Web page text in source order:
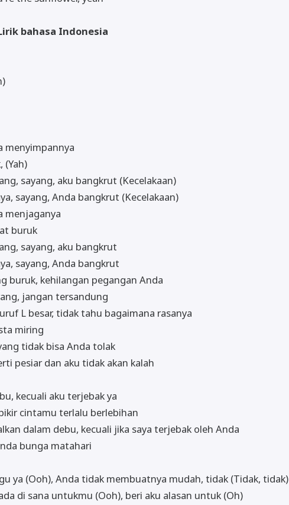
bahasa Indonesia
menyimpannya
(Yah)
sayang, aku bangkrut (Kecelakaan)
sayang, Anda bangkrut (Kecelakaan)
menjaganya
buruk
sayang, aku bangkrut
sayang, Anda bangkrut
buruk, kehilangan pegangan Anda
jangan tersandung
L besar, tidak tahu bagaimana rasanya
miring
tidak bisa Anda tolak
pesiar dan aku tidak akan kalah
kecuali aku terjebak ya
cintamu terlalu berlebihan
dalam debu, kecuali jika saya terjebak oleh Anda
bunga matahari
ya (Ooh), Anda tidak membuatnya mudah, tidak (Tidak, tidak)
di sana untukmu (Ooh), beri aku alasan untuk (Oh)